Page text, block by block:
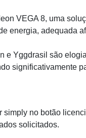
VEGA 8, uma
energia, adequada
e Yggdrasil são
significativamente
no botão
solicitados.